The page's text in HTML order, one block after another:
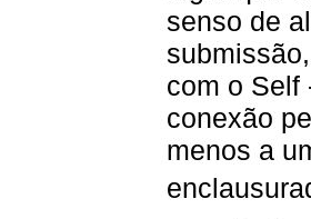
senso de
com o Self
conexão
menos a